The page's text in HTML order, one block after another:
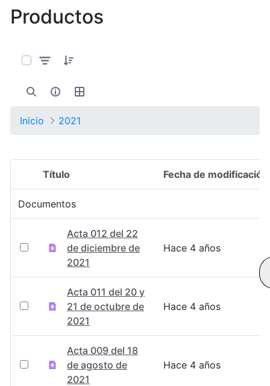
Productos
Inicio 2021
Selección del elemento
Título Fecha de modificación
Documentos
Acta 012 del 22
de diciembre de
2021
Hace 4 años
Acta 011 del 20 y
21 de octubre de
2021
Hace 4 años
Acta 009 del 18
de agosto de
2021
Hace 4 años